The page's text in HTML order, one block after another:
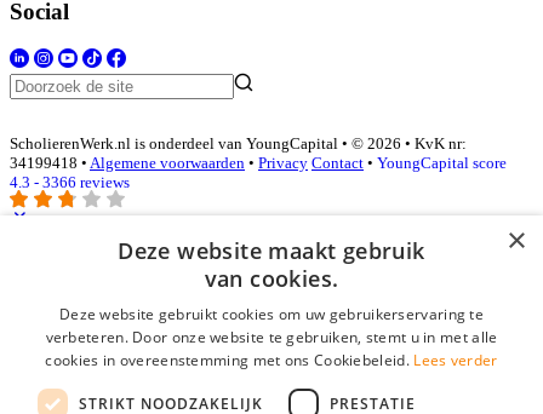
Social
ScholierenWerk.nl is onderdeel van YoungCapital • © 2026 • KvK nr:
34199418 • Algemene voorwaarden • Privacy Contact • YoungCapital score
4.3 - 3366 reviews
E-mail*
Wachtwoord
×
Deze website maakt gebruik
van cookies.
Deze website gebruikt cookies om uw gebruikerservaring te
verbeteren. Door onze website te gebruiken, stemt u in met alle
cookies in overeenstemming met ons Cookiebeleid. Lees verder
STRIKT NOODZAKELIJK PRESTATIE